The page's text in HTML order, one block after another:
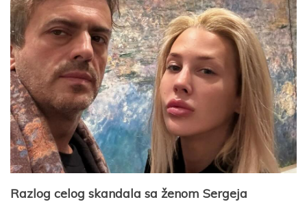
Razlog celog skandala sa ženom Sergeja